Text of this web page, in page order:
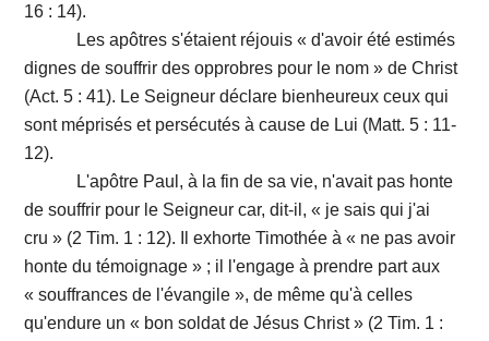
16 : 14).
Les apôtres s'étaient réjouis « d'avoir été estimés
dignes de souffrir des opprobres pour le nom » de Christ
(Act. 5 : 41). Le Seigneur déclare bienheureux ceux qui
sont méprisés et persécutés à cause de Lui (Matt. 5 : 11-
12).
L'apôtre Paul, à la fin de sa vie, n'avait pas honte
de souffrir pour le Seigneur car, dit-il, « je sais qui j'ai
cru » (2 Tim. 1 : 12). Il exhorte Timothée à « ne pas avoir
honte du témoignage » ; il l'engage à prendre part aux
« souffrances de l'évangile », de même qu'à celles
qu'endure un « bon soldat de Jésus Christ » (2 Tim. 1 :